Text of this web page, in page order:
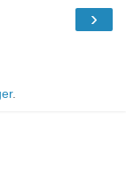
›
.